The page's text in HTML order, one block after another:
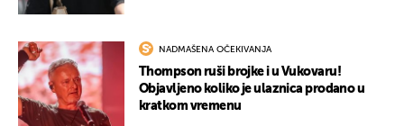
NADMAŠENA OČEKIVANJA
Thompson ruši brojke i u Vukovaru!
Objavljeno koliko je ulaznica prodano u
kratkom vremenu